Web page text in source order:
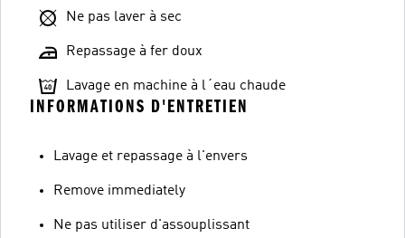
Ne pas laver à sec
Repassage à fer doux
Lavage en machine à l´eau chaude
INFORMATIONS D'ENTRETIEN
Lavage et repassage à l'envers
Remove immediately
Ne pas utiliser d'assouplissant